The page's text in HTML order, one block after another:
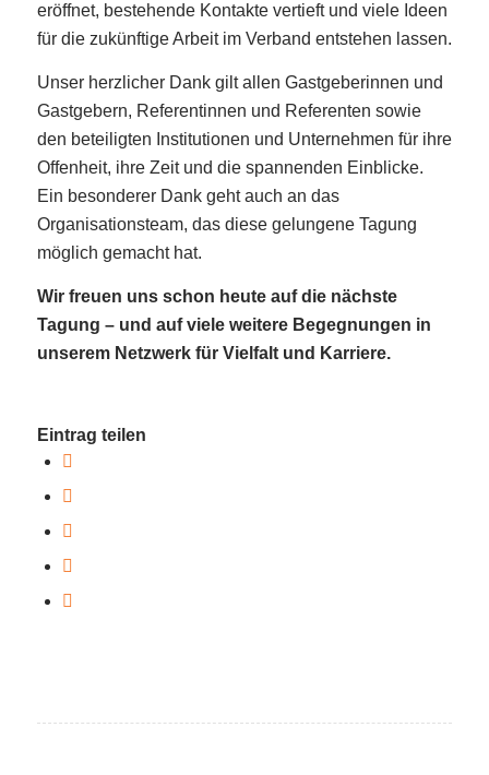
eröffnet, bestehende Kontakte vertieft und viele Ideen
für die zukünftige Arbeit im Verband entstehen lassen.
Unser herzlicher Dank gilt allen Gastgeberinnen und
Gastgebern, Referentinnen und Referenten sowie
den beteiligten Institutionen und Unternehmen für ihre
Offenheit, ihre Zeit und die spannenden Einblicke.
Ein besonderer Dank geht auch an das
Organisationsteam, das diese gelungene Tagung
möglich gemacht hat.
Wir freuen uns schon heute auf die nächste
Tagung – und auf viele weitere Begegnungen in
unserem Netzwerk für Vielfalt und Karriere.
Eintrag teilen